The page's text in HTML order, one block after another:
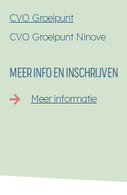
CVO Groeipunt
CVO Groeipunt Ninove
MEER INFO EN INSCHRIJVEN
Meer informatie